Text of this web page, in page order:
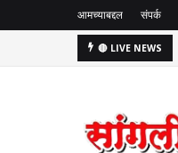
आमच्याबद्दल संपर्क
🔴 LIVE NEWS